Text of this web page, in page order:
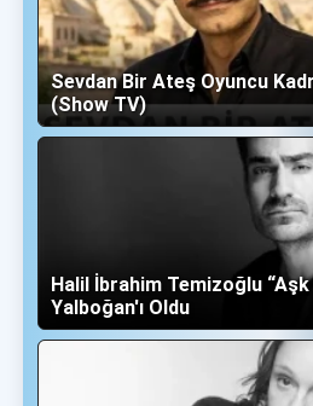
Sevdan Bir Ateş Oyuncu
(Show TV)
Halil İbrahim Temizoğlu
Yalboğan'ı Oldu